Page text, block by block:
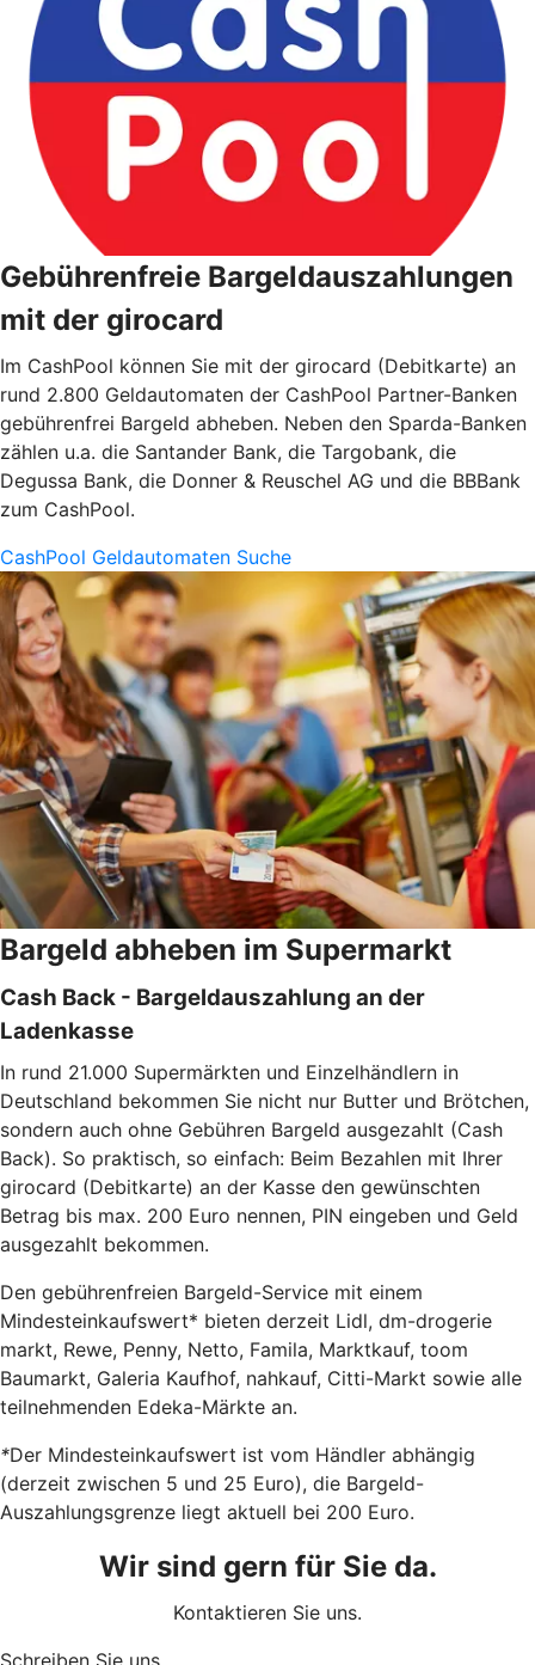
Gebührenfreie Bargeldauszahlungen
mit der girocard
Im CashPool können Sie mit der girocard (Debitkarte) an
rund 2.800 Geldautomaten der CashPool Partner-Banken
gebührenfrei Bargeld abheben. Neben den Sparda-Banken
zählen u.a. die Santander Bank, die Targobank, die
Degussa Bank, die Donner & Reuschel AG und die BBBank
zum CashPool.
CashPool Geldautomaten Suche
Bargeld abheben im Supermarkt
Cash Back - Bargeldauszahlung an der
Ladenkasse
In rund 21.000 Supermärkten und Einzelhändlern in
Deutschland bekommen Sie nicht nur Butter und Brötchen,
sondern auch ohne Gebühren Bargeld ausgezahlt (Cash
Back). So praktisch, so einfach: Beim Bezahlen mit Ihrer
girocard (Debitkarte) an der Kasse den gewünschten
Betrag bis max. 200 Euro nennen, PIN eingeben und Geld
ausgezahlt bekommen.
Den gebührenfreien Bargeld-Service mit einem
Mindesteinkaufswert* bieten derzeit Lidl, dm-drogerie
markt, Rewe, Penny, Netto, Famila, Marktkauf, toom
Baumarkt, Galeria Kaufhof, nahkauf, Citti-Markt sowie alle
teilnehmenden Edeka-Märkte an.
*Der Mindesteinkaufswert ist vom Händler abhängig
(derzeit zwischen 5 und 25 Euro), die Bargeld-
Auszahlungsgrenze liegt aktuell bei 200 Euro.
Wir sind gern für Sie da.
Kontaktieren Sie uns.
Schreiben Sie uns